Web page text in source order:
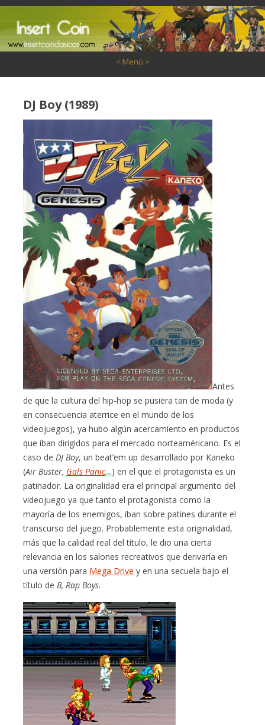
< Menú >
DJ Boy (1989)
Antes
de que la cultura del hip-hop se pusiera tan de moda (y
en consecuencia aterrice en el mundo de los
videojuegos), ya hubo algún acercamiento en productos
que iban dirigidos para el mercado norteaméricano. Es el
caso deDJ Boy, un beat’em up desarrollado por Kaneko
(Air Buster, Gals Panic…) en el que el protagonista es un
patinador. La originalidad era el principal argumento del
videojuego ya que tanto el protagonista como la
mayoría de los enemigos, iban sobre patines durante el
transcurso del juego. Probablemente esta originalidad,
más que la calidad real del título, le dio una cierta
relevancia en los salones recreativos que derivaría en
una versión para Mega Drive y en una secuela bajo el
título deB, Rap Boys.